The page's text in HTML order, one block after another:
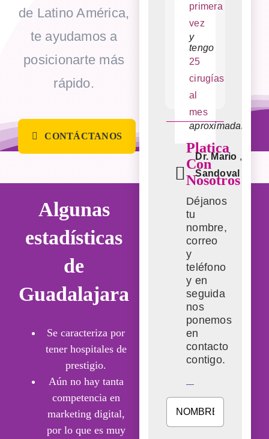
de Latino América,
te ayudamos a
posicionarte más
rápido.
CONTÁCTANOS
Algunas
estadísticas
de
Guadalajara
Se caracteriza por
tener hospitales de
prestigio.
Aún no hay tanta
competencia en
marketing digital,
por lo que es muy
primera
vez
y
tengo
25
cirugías
al
mes
Dr. Mario
Sandoval
,
tengo
10
consultas
al
día.
6
meses
dupliqué
expedientes
médicos.
Monjarás
desde
trabajo
con
ellos.
Me
brindan
trato
personalizado
y
siempre
de
mis
necesidades.
Los
con
los
ojos
cerrados.
Olliver
Núñez
Cantú
,
cada
mensaje
llamada
que
hemos
hecho
por
dudas
comentarios.
Las
que
implementan
y
sugieren
resultado
visible
100%
¡Muchas
gracias!
Dr.
Lavalle
Platica
Con
Nosotros
Déjanos
tu
nombre,
correo
y
teléfono
y en
seguida
nos
ponemos
en
contacto
contigo.